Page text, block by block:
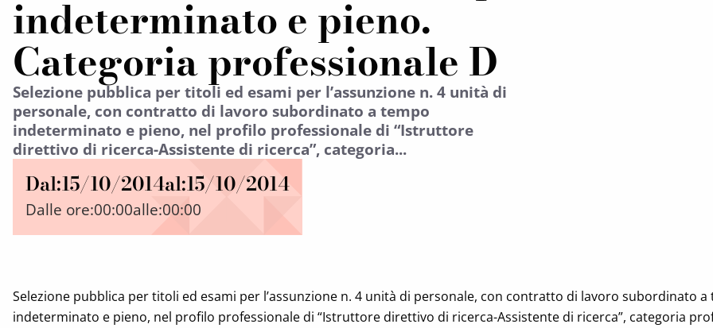
indeterminato e pieno.
Categoria professionale D
Selezione pubblica per titoli ed esami per l’assunzione n. 4 unità di
personale, con contratto di lavoro subordinato a tempo
indeterminato e pieno, nel profilo professionale di “Istruttore
direttivo di ricerca-Assistente di ricerca”, categoria...
Dal:15/10/2014al:15/10/2014
Dalle ore:00:00alle:00:00
Selezione pubblica per titoli ed esami per l’assunzione n. 4 unità di personale, con contratto di lavoro subordinato a
indeterminato e pieno, nel profilo professionale di “Istruttore direttivo di ricerca-Assistente di ricerca”, categoria